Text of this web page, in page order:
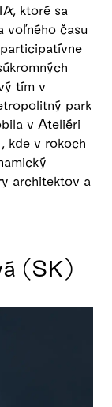
ktoré sa
voľného času
tím v
park
v Ateliéri
kde v rokoch
architektov a
(SK)